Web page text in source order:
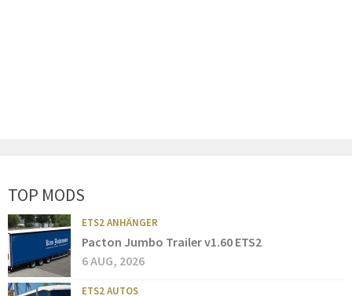
TOP MODS
ETS2 ANHÄNGER
Pacton Jumbo Trailer v1.60 ETS2
6 AUG, 2026
ETS2 AUTOS